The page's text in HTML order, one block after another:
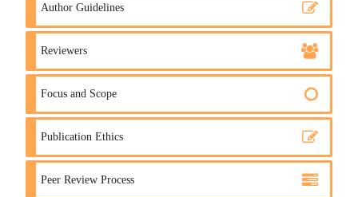
Author Guidelines
Reviewers
Focus and Scope
Publication Ethics
Peer Review Process